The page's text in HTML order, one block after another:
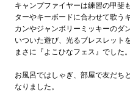
キャンプファイヤーは練習の甲斐
ターやキーボードに合わせて歌う
カンやジャンボリーミッキーのダ
いついた遊び、光るブレスレット
まさに『よこひなフェス』でした。
お風呂ではしゃぎ、部屋で友だち
なりました。